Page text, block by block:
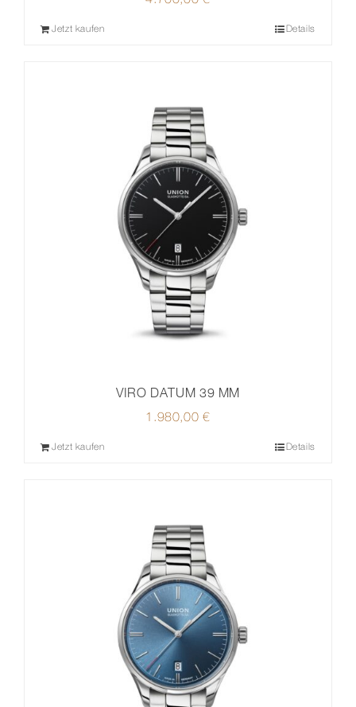
Jetzt kaufen Details
VIRO DATUM 39 MM
1.980,00€
Jetzt kaufen Details